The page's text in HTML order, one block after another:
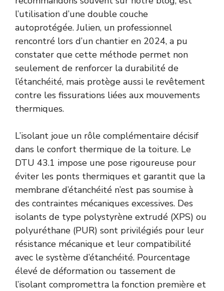
l’utilisation d’une double couche
autoprotégée. Julien, un professionnel
rencontré lors d’un chantier en 2024, a pu
constater que cette méthode permet non
seulement de renforcer la durabilité de
l’étanchéité, mais protège aussi le revêtement
contre les fissurations liées aux mouvements
thermiques.
L’isolant joue un rôle complémentaire décisif
dans le confort thermique de la toiture. Le
DTU 43.1 impose une pose rigoureuse pour
éviter les ponts thermiques et garantit que la
membrane d’étanchéité n’est pas soumise à
des contraintes mécaniques excessives. Des
isolants de type polystyrène extrudé (XPS) ou
polyuréthane (PUR) sont privilégiés pour leur
résistance mécanique et leur compatibilité
avec le système d’étanchéité. Pourcentage
élevé de déformation ou tassement de
l’isolant compromettra la fonction première et